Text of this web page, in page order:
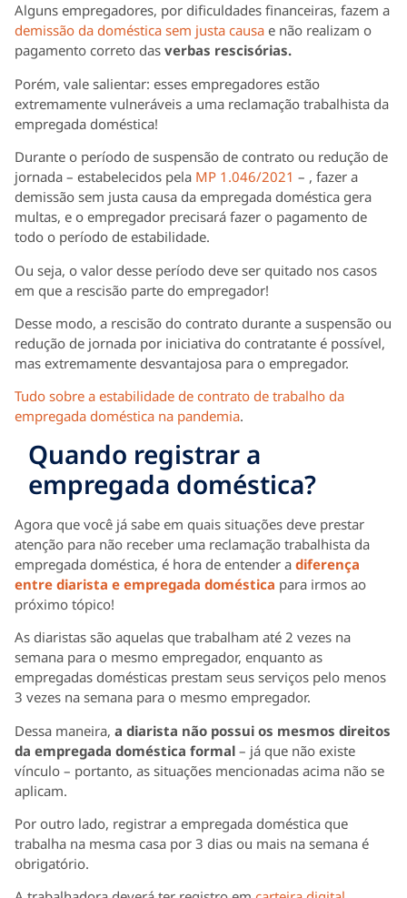
Alguns empregadores, por dificuldades financeiras, fazem a
demissão da doméstica sem justa causa e não realizam o
pagamento correto das verbas rescisórias.
Porém, vale salientar: esses empregadores estão
extremamente vulneráveis a uma reclamação trabalhista da
empregada doméstica!
Durante o período de suspensão de contrato ou redução de
jornada – estabelecidos pela MP 1.046/2021 – , fazer a
demissão sem justa causa da empregada doméstica gera
multas, e o empregador precisará fazer o pagamento de
todo o período de estabilidade.
Ou seja, o valor desse período deve ser quitado nos casos
em que a rescisão parte do empregador!
Desse modo, a rescisão do contrato durante a suspensão ou
redução de jornada por iniciativa do contratante é possível,
mas extremamente desvantajosa para o empregador.
Tudo sobre a estabilidade de contrato de trabalho da
empregada doméstica na pandemia.
Quando registrar a
empregada doméstica?
Agora que você já sabe em quais situações deve prestar
atenção para não receber uma reclamação trabalhista da
empregada doméstica, é hora de entender a diferença
entre diarista e empregada doméstica para irmos ao
próximo tópico!
As diaristas são aquelas que trabalham até 2 vezes na
semana para o mesmo empregador, enquanto as
empregadas domésticas prestam seus serviços pelo menos
3 vezes na semana para o mesmo empregador.
Dessa maneira, a diarista não possui os mesmos direitos
da empregada doméstica formal – já que não existe
vínculo – portanto, as situações mencionadas acima não se
aplicam.
Por outro lado, registrar a empregada doméstica que
trabalha na mesma casa por 3 dias ou mais na semana é
obrigatório.